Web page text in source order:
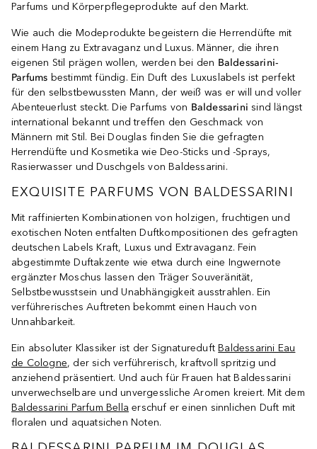
Parfums und Körperpflegeprodukte auf den Markt.
Wie auch die Modeprodukte begeistern die Herrendüfte mit
einem Hang zu Extravaganz und Luxus. Männer, die ihren
eigenen Stil prägen wollen, werden bei den Baldessarini-
Parfums bestimmt fündig. Ein Duft des Luxuslabels ist perfekt
für den selbstbewussten Mann, der weiß was er will und voller
Abenteuerlust steckt. Die Parfums von Baldessarini sind längst
international bekannt und treffen den Geschmack von
Männern mit Stil. Bei Douglas finden Sie die gefragten
Herrendüfte und Kosmetika wie Deo-Sticks und -Sprays,
Rasierwasser und Duschgels von Baldessarini.
EXQUISITE PARFUMS VON BALDESSARINI
Mit raffinierten Kombinationen von holzigen, fruchtigen und
exotischen Noten entfalten Duftkompositionen des gefragten
deutschen Labels Kraft, Luxus und Extravaganz. Fein
abgestimmte Duftakzente wie etwa durch eine Ingwernote
ergänzter Moschus lassen den Träger Souveränität,
Selbstbewusstsein und Unabhängigkeit ausstrahlen. Ein
verführerisches Auftreten bekommt einen Hauch von
Unnahbarkeit.
Ein absoluter Klassiker ist der SignatureduftBaldessarini Eau
de Cologne, der sich verführerisch, kraftvoll spritzig und
anziehend präsentiert. Und auch für Frauen hat Baldessarini
unverwechselbare und unvergessliche Aromen kreiert. Mit dem
Baldessarini Parfum Bella erschuf er einen sinnlichen Duft mit
floralen und aquatsichen Noten.